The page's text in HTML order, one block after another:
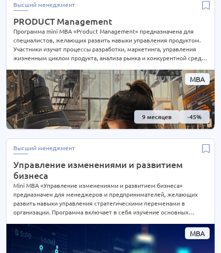
MBA
9 месяцев -45%
Высший менеджмент
PRODUCT Management
Программа mini MBA «Product Management« предназначена для
специалистов, желающих развить навыки управления продуктом.
Участники изучат процессы разработки, маркетинга, управления
жизненным циклом продукта, анализа рынка и конкурентной среды.
командой продукта, анализа данных для принятия решений и
стратегического планирования. Студенты получат практические
навыки для успешного запуска и масштабирования продуктов, для
выстраивания успешной стратегии продуктового портфеля
MBA
Высший менеджмент
Управление изменениями и развитием
бизнеса
Mini MBA «Управление изменениями и развитием бизнеса»
предназначен для менеджеров и предпринимателей, желающих
развить навыки управления стратегическими переменами в
организации. Программа включает в себя изучение основных
управления проектами, коммуникации, лидерства, а также методов
улучшения производительности и развития бизнеса. Учебный план
также охватывает актуальные тенденции в области управления